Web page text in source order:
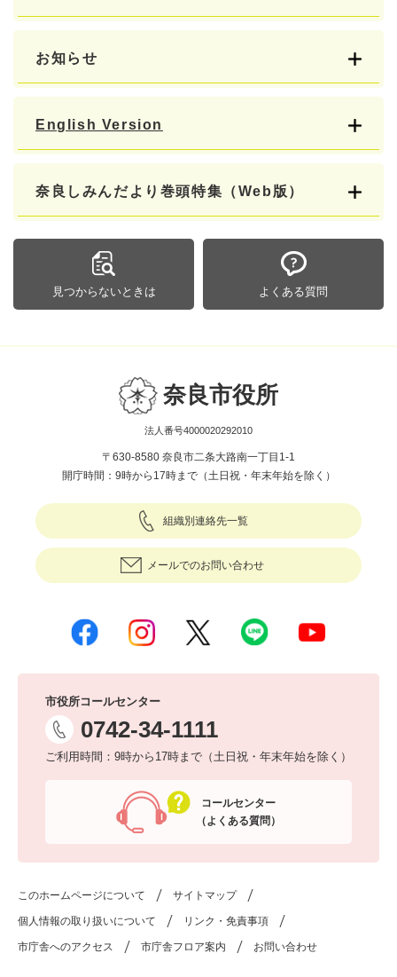
お知らせ
English Version
奈良しみんだより巻頭特集（Web版）
見つからないときは よくある質問
奈良市役所
法人番号4000020292010
〒630-8580 奈良市二条大路南一丁目1-1
開庁時間：9時から17時まで（土日祝・年末年始を除く）
組織別連絡先一覧
メールでのお問い合わせ
市役所コールセンター
0742-34-1111
ご利用時間：9時から17時まで（土日祝・年末年始を除く）
コールセンター
（よくある質問）
このホームページについて サイトマップ
個人情報の取り扱いについて リンク・免責事項
市庁舎へのアクセス 市庁舎フロア案内 お問い合わせ